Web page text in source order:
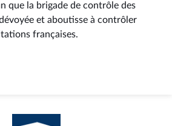
que la brigade de contrôle des
et aboutisse à contrôler
françaises.